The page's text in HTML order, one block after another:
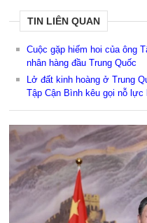
TIN LIÊN QUAN
Cuộc gặp hiếm hoi của ông
nhân hàng đầu Trung Quốc
Lở đất kinh hoàng ở Trung
Tập Cận Bình kêu gọi nỗ lực